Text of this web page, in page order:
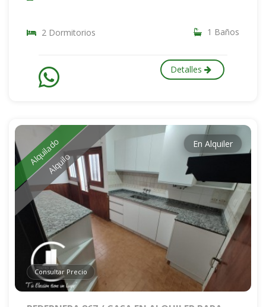
2 Dormitorios 1 Baños
Detalles
Alquilado
Alquilo
En Alquiler
Consultar Precio